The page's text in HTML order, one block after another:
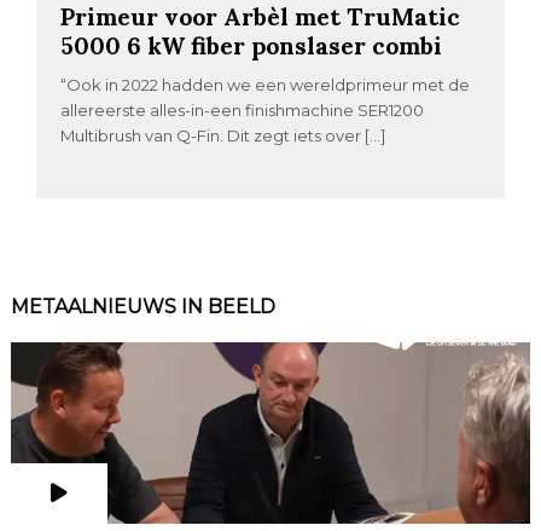
Primeur voor Arbèl met TruMatic
5000 6 kW fiber ponslaser combi
“Ook in 2022 hadden we een wereldprimeur met de
allereerste alles-in-een finishmachine SER1200
Multibrush van Q-Fin. Dit zegt iets over […]
METAALNIEUWS IN BEELD